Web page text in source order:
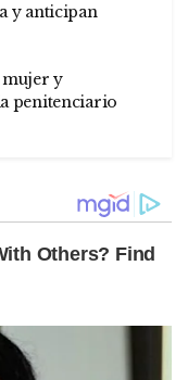
y anticipan
mujer y
penitenciario